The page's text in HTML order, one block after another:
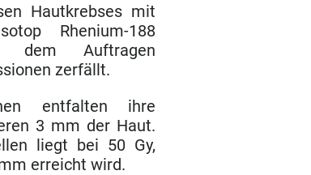
Hautkrebses mit
Rhenium-188
dem Auftragen
zerfällt.
entfalten ihre
3 mm der Haut.
liegt bei 50 Gy,
erreicht wird.